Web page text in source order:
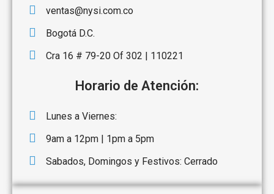
ventas@nysi.com.co
Bogotá D.C.
Cra 16 # 79-20 Of 302 | 110221
Horario de Atención:
Lunes a Viernes:
9am a 12pm | 1pm a 5pm
Sabados, Domingos y Festivos: Cerrado